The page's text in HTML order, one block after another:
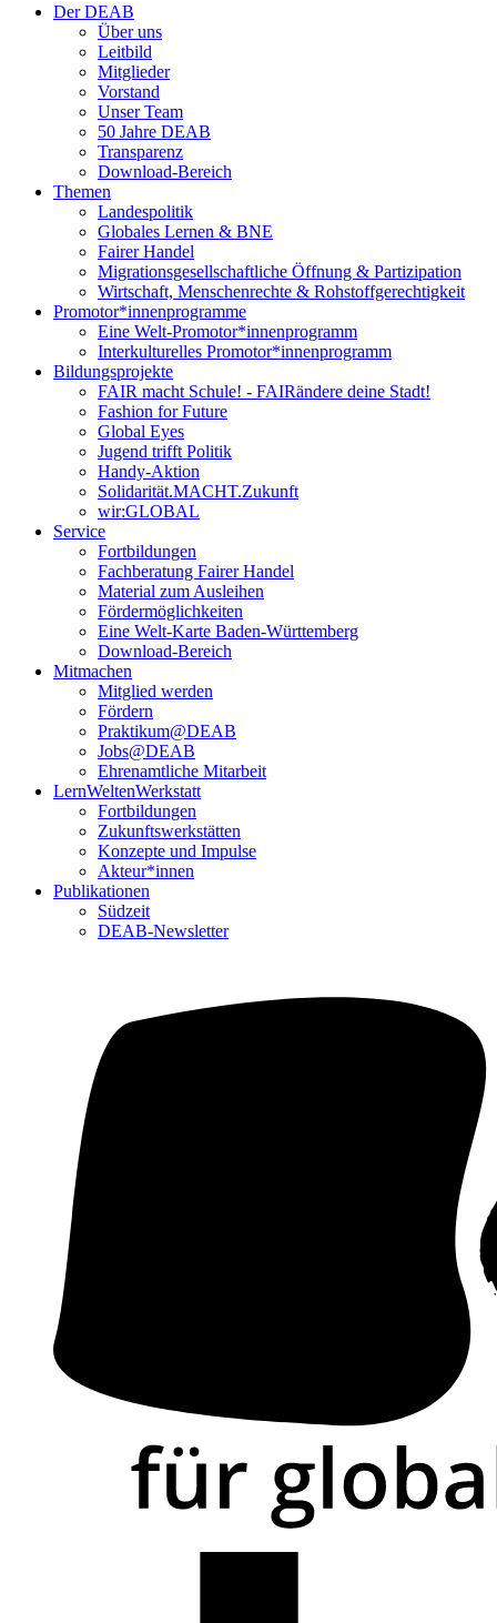
Der DEAB
Über uns
Leitbild
Mitglieder
Vorstand
Unser Team
50 Jahre DEAB
Transparenz
Download-Bereich
Themen
Landespolitik
Globales Lernen & BNE
Fairer Handel
Migrationsgesellschaftliche Öffnung & Partizipation
Wirtschaft, Menschenrechte & Rohstoffgerechtigkeit
Promotor*innen­programme
Eine Welt-Promotor*innenprogramm
Interkulturelles Promotor*innenprogramm
Bildungsprojekte
FAIR macht Schule! - FAIRändere deine Stadt!
Fashion for Future
Global Eyes
Jugend trifft Politik
Handy-Aktion
Solidarität.MACHT.Zukunft
wir:GLOBAL
Service
Fortbildungen
Fachberatung Fairer Handel
Material zum Ausleihen
Fördermöglichkeiten
Eine Welt-Karte Baden-Württemberg
Download-Bereich
Mitmachen
Mitglied werden
Fördern
Praktikum@DEAB
Jobs@DEAB
Ehrenamtliche Mitarbeit
LernWeltenWerkstatt
Fortbildungen
Zukunftswerkstätten
Konzepte und Impulse
Akteur*innen
Publikationen
Südzeit
DEAB-Newsletter